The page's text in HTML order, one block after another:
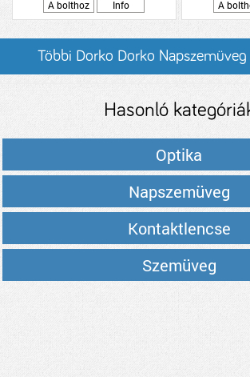
A bolthoz
Info
A
Többi Dorko Dorko Napszemüveg
Hasonló
Optika
Napszemüveg
Kontaktlencse
Szemüveg